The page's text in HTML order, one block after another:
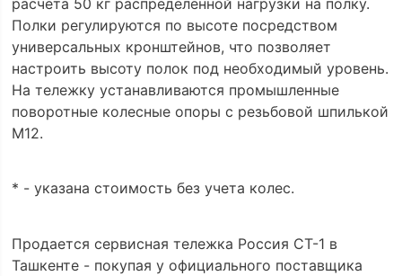
расчета 50 кг распределенной нагрузки на полку.
Полки регулируются по высоте посредством
универсальных кронштейнов, что позволяет
настроить высоту полок под необходимый уровень.
На тележку устанавливаются промышленные
поворотные колесные опоры с резьбовой шпилькой
М12.
* - указана стоимость без учета колес.
Продается сервисная тележка Россия СТ-1 в
Ташкенте - покупая у официального поставщика